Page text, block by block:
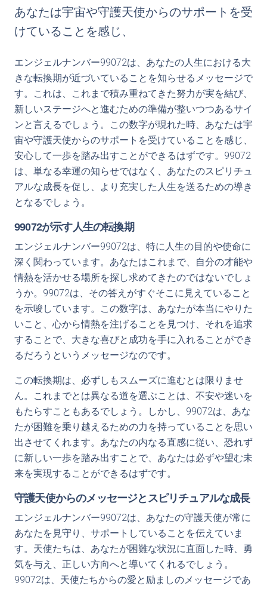
あなたは宇宙や守護天使からのサポートを受
けていることを感じ、
エンジェルナンバー99072は、あなたの人生における大
きな転換期が近づいていることを知らせるメッセージで
す。これは、これまで積み重ねてきた努力が実を結び、
新しいステージへと進むための準備が整いつつあるサイ
ンと言えるでしょう。この数字が現れた時、あなたは宇
宙や守護天使からのサポートを受けていることを感じ、
安心して一歩を踏み出すことができるはずです。99072
は、単なる幸運の知らせではなく、あなたのスピリチュ
アルな成長を促し、より充実した人生を送るための導き
となるでしょう。
99072が示す人生の転換期
エンジェルナンバー99072は、特に人生の目的や使命に
深く関わっています。あなたはこれまで、自分の才能や
情熱を活かせる場所を探し求めてきたのではないでしょ
うか。99072は、その答えがすぐそこに見えていること
を示唆しています。この数字は、あなたが本当にやりた
いこと、心から情熱を注げることを見つけ、それを追求
することで、大きな喜びと成功を手に入れることができ
るだろうというメッセージなのです。
この転換期は、必ずしもスムーズに進むとは限りませ
ん。これまでとは異なる道を選ぶことは、不安や迷いを
もたらすこともあるでしょう。しかし、99072は、あな
たが困難を乗り越えるための力を持っていることを思い
出させてくれます。あなたの内なる直感に従い、恐れず
に新しい一歩を踏み出すことで、あなたは必ずや望む未
来を実現することができるはずです。
守護天使からのメッセージとスピリチュアルな成長
エンジェルナンバー99072は、あなたの守護天使が常に
あなたを見守り、サポートしていることを伝えていま
す。天使たちは、あなたが困難な状況に直面した時、勇
気を与え、正しい方向へと導いてくれるでしょう。
99072は、天使たちからの愛と励ましのメッセージであ